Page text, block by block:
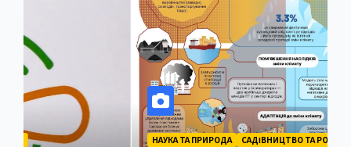
НАУКА ТА ПРИРОДА САДІВНИЦТВО ТА РОСЛИНИ